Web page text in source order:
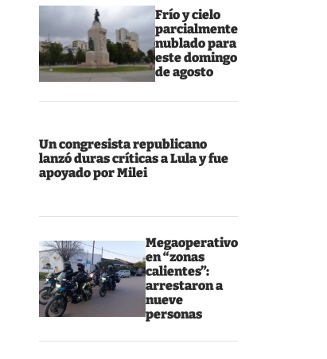
Frío y cielo
parcialmente
nublado para
este domingo
de agosto
Un congresista republicano
lanzó duras críticas a Lula y fue
apoyado por Milei
Megaoperativo
en “zonas
calientes”:
arrestaron a
nueve
personas